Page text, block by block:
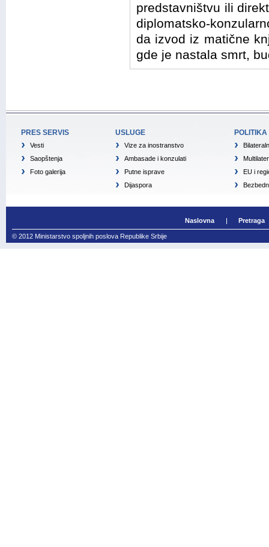
predstavništvu ili
diplomatsko-
da izvod iz matične
gde je nastala smrt,
PRES SERVIS
Vesti
Saopštenja
Foto galerija
USLUGE
Vize za inostranstvo
Ambasade i konzulati
Putne isprave
Dijaspora
POLITIKA
EU i
Naslovna Pretraga
© 2012 Ministarstvo spoljnih poslova Republike Srbije